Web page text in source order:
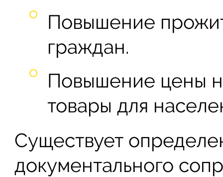
Повышение
граждан.
Повышение цены
товары для
Существует
документального